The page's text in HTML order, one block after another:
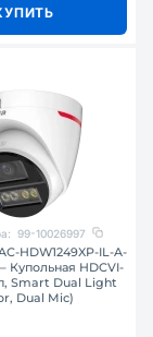
99-10026997
HDW1249XP-IL-A-
Купольная HDCVI-
Smart Dual Light
Dual Mic)